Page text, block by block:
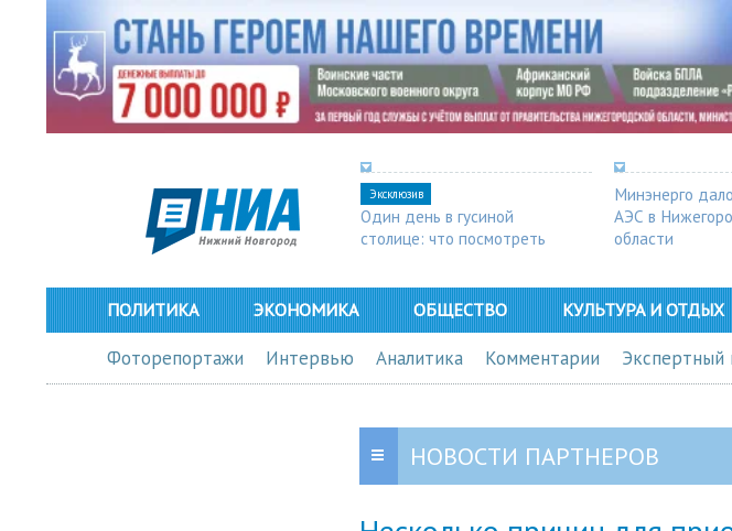
Эксклюзив
Один день в гусиной
столице: что посмотреть
Минэнерго
АЭС в
области
ПОЛИТИКА ЭКОНОМИКА ОБЩЕСТВО КУЛЬТУРА И ОТДЫХ
Фоторепортажи Интервью Аналитика Комментарии Экспертный
НОВОСТИ ПАРТНЕРОВ